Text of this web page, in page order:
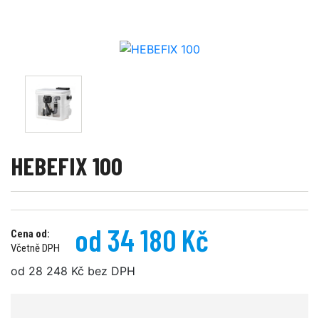
HEBEFIX 100
Cena od:
Včetně DPH
od 34 180 Kč
od 28 248 Kč bez DPH